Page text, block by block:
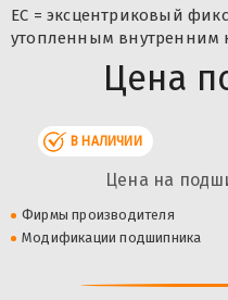
ЕС = эксцентриковый
утопленным внутренним
Цена
В НАЛИЧИИ
Цена на
Фирмы производителя
Модификации подшипника